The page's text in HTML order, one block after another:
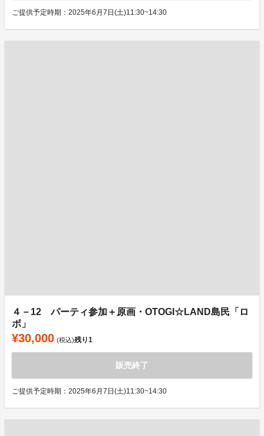
ご提供予定時期：2025年6月7日(土)11:30~14:30
４－12 パーティ参加＋原画・OTOGI☆LAND島民「ロ
ボ」
¥30,000 (税込)残り1
販売終了
ご提供予定時期：2025年6月7日(土)11:30~14:30